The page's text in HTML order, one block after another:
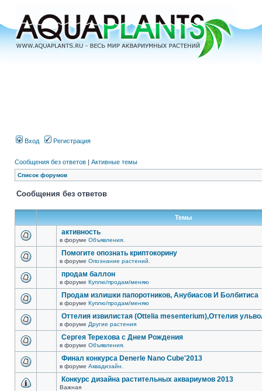
Вход Регистрация
Сообщения без ответов | Активные темы
Список форумов
Сообщения без ответов
Темы
активность
в форуме Объявления.
Помогите опознать криптокорину
в форуме Опознание растений.
продам баллон
в форуме Куплю/продам/меняю
Продам излишки папоротников, Анубиасов И Болбитиса
в форуме Куплю/продам/меняю
Оттелия извилистая (Ottelia mesenterium),Оттелия
в форуме Другие растения
Сергея Терехова с Днем Рождения
в форуме Объявления.
Финал конкурса Denerle Nano Cube'2013
в форуме Аквадизайн.
Конкурс дизайна растительных аквариумов 2013
Важная